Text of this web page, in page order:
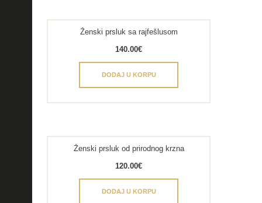
Ženski prsluk sa rajfešlusom
140.00€
DODAJ U KORPU
Ženski prsluk od prirodnog krzna
120.00€
DODAJ U KORPU